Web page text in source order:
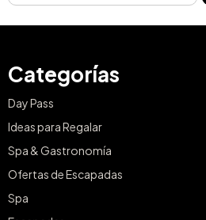
Categorías
Day Pass
Ideas para Regalar
Spa & Gastronomía
Ofertas de Escapadas
Spa